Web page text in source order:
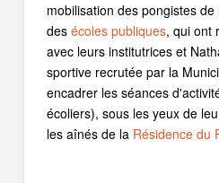
mobilisation des pongistes de
des écoles publiques, qui ont
avec leurs institutrices et
sportive recrutée par la
encadrer les séances
écoliers), sous les yeux de
les aînés de la Résidence du